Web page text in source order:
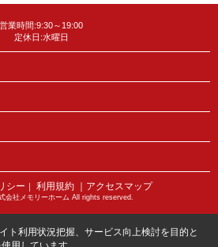
営業時間:9:30～19:00
定休日:水曜日
シー 利用規約 ｜アクセスマップ
会社メモリーホーム All rights reserved.
ト利用状況把握、サービス向上検討を目的と